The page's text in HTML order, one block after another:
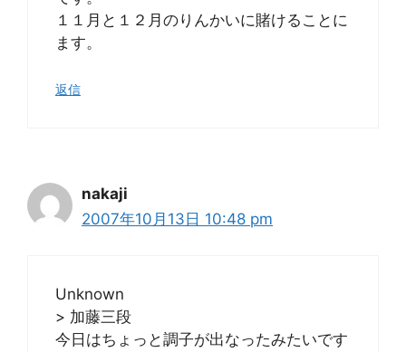
１１月と１２月のりんかいに賭けることに
ます。
返信
nakaji
2007年10月13日 10:48 pm
Unknown
> 加藤三段
今日はちょっと調子が出なったみたいです